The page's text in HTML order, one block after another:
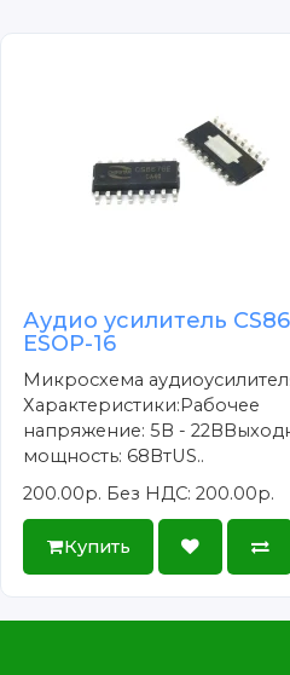
Аудио усилитель
ESOP-16
Микросхема
Характеристики:Рабочее
напряжение: 5В -
мощность: 68ВтUS..
200.00р. Без НДС: 200.00р.
Купить